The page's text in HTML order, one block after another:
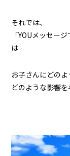
それでは、
「YOUメッセー
は
お子さんにどのよ
どのような影響を